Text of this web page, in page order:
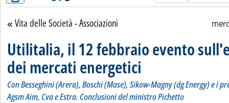
Torna alla sezione
Vita delle Società - Associazioni
Utilitalia, il 12 febbraio evento
dei mercati energetici
Con Besseghini (Arera), Boschi (Mase), Sikow-Magny (dg Energy) e i
Agsm Aim, Cva e Estra. Conclusioni del ministro Pichetto